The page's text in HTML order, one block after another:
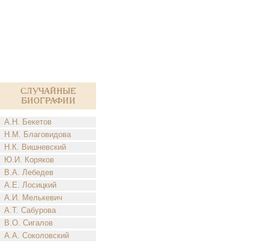
Случайные
биографии
А.Н. Бекетов
Н.М. Благовидова
Н.К. Вишневский
Ю.И. Коряков
В.А. Лебедев
А.Е. Лосицкий
А.И. Мелькевич
А.Т. Сабурова
В.О. Сигалов
А.А. Соколовский